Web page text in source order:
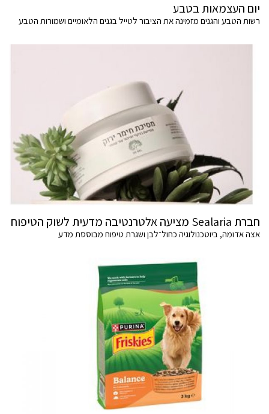
יום העצמאות בטבע
רשות הטבע והגנים מזמינה את הציבור לטייל בגנים הלאומיים ושמורות הטבע
חברת Sealaria מציעה אלטרנטיבה מדעית לשוק הטיפוח
אצה אדומה, ביוטכנולוגיה כחול־לבן ושגרת טיפוח מבוססת מדע